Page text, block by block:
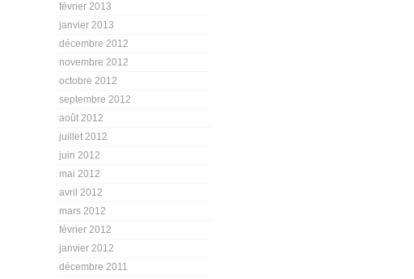
février 2013
janvier 2013
décembre 2012
novembre 2012
octobre 2012
septembre 2012
août 2012
juillet 2012
juin 2012
mai 2012
avril 2012
mars 2012
février 2012
janvier 2012
décembre 2011